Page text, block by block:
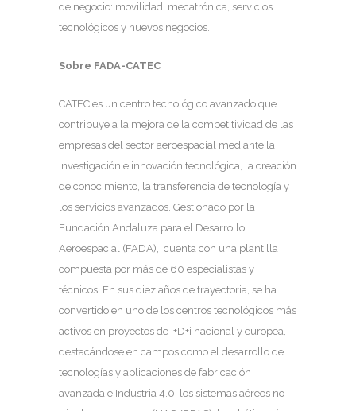
de negocio: movilidad, mecatrónica, servicios
tecnológicos y nuevos negocios.
Sobre FADA-CATEC
CATEC es un centro tecnológico avanzado que
contribuye a la mejora de la competitividad de las
empresas del sector aeroespacial mediante la
investigación e innovación tecnológica, la creación
de conocimiento, la transferencia de tecnología y
los servicios avanzados. Gestionado por la
Fundación Andaluza para el Desarrollo
Aeroespacial (FADA), cuenta con una plantilla
compuesta por más de 60 especialistas y
técnicos. En sus diez años de trayectoria, se ha
convertido en uno de los centros tecnológicos más
activos en proyectos de I+D+i nacional y europea,
destacándose en campos como el desarrollo de
tecnologías y aplicaciones de fabricación
avanzada e Industria 4.0, los sistemas aéreos no